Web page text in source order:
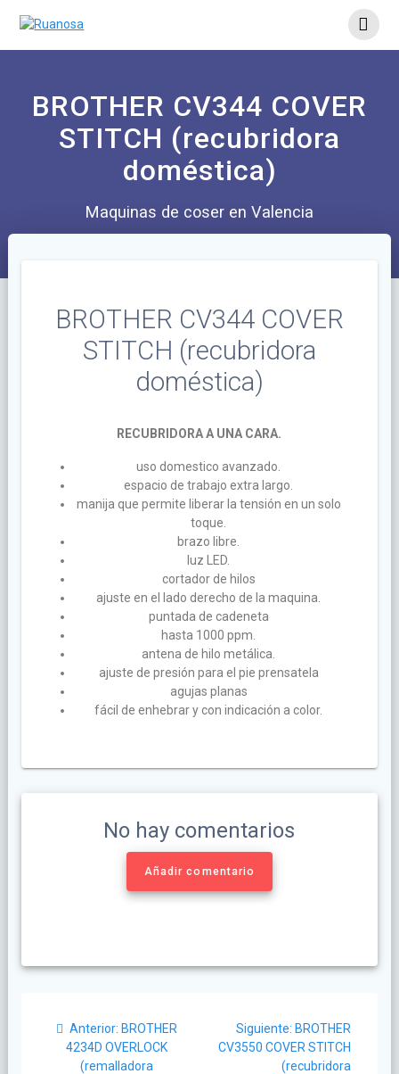
BROTHER CV344 COVER
STITCH (recubridora
doméstica)
Maquinas de coser en Valencia
BROTHER CV344 COVER
STITCH (recubridora
doméstica)
RECUBRIDORA A UNA CARA.
uso domestico avanzado.
espacio de trabajo extra largo.
manija que permite liberar la tensión en un solo
toque.
brazo libre.
luz LED.
cortador de hilos
ajuste en el lado derecho de la maquina.
puntada de cadeneta
hasta 1000 ppm.
antena de hilo metálica.
ajuste de presión para el pie prensatela
agujas planas
fácil de enhebrar y con indicación a color.
No hay comentarios
Añadir comentario
Anterior: BROTHER
4234D OVERLOCK
(remalladora
Siguiente: BROTHER
CV3550 COVER STITCH
(recubridora